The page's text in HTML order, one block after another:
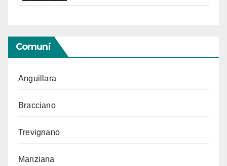
Comuni
Anguillara
Bracciano
Trevignano
Manziana